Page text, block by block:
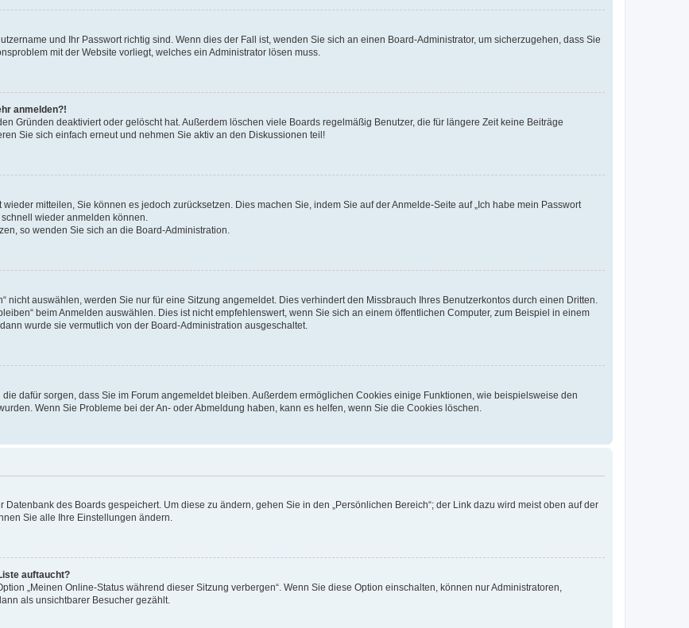
und Ihr Passwort richtig sind. Wenn dies der Fall ist, wenden Sie sich an einen Board-Administrator, um sicherzugehen, dass Sie
mit der Website vorliegt, welches ein Administrator lösen muss.
anmelden?!
Gründen deaktiviert oder gelöscht hat. Außerdem löschen viele Boards regelmäßig Benutzer, die für längere Zeit keine Beiträge
Sie sich einfach erneut und nehmen Sie aktiv an den Diskussionen teil!
mitteilen, Sie können es jedoch zurücksetzen. Dies machen Sie, indem Sie auf der Anmelde-Seite auf „Ich habe mein Passwort
wieder anmelden können.
so wenden Sie sich an die Board-Administration.
nicht auswählen, werden Sie nur für eine Sitzung angemeldet. Dies verhindert den Missbrauch Ihres Benutzerkontos durch einen Dritten.
beim Anmelden auswählen. Dies ist nicht empfehlenswert, wenn Sie sich an einem öffentlichen Computer, zum Beispiel in einem
wurde sie vermutlich von der Board-Administration ausgeschaltet.
dafür sorgen, dass Sie im Forum angemeldet bleiben. Außerdem ermöglichen Cookies einige Funktionen, wie beispielsweise den
Wenn Sie Probleme bei der An- oder Abmeldung haben, kann es helfen, wenn Sie die Cookies löschen.
des Boards gespeichert. Um diese zu ändern, gehen Sie in den „Persönlichen Bereich“; der Link dazu wird meist oben auf der
Sie alle Ihre Einstellungen ändern.
auftaucht?
„Meinen Online-Status während dieser Sitzung verbergen“. Wenn Sie diese Option einschalten, können nur Administratoren,
als unsichtbarer Besucher gezählt.